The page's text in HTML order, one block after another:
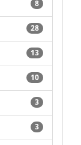
8
28
13
10
3
3